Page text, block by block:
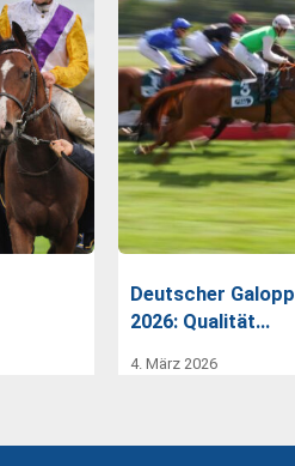
Deutscher
2026: Qualität…
4. März 2026